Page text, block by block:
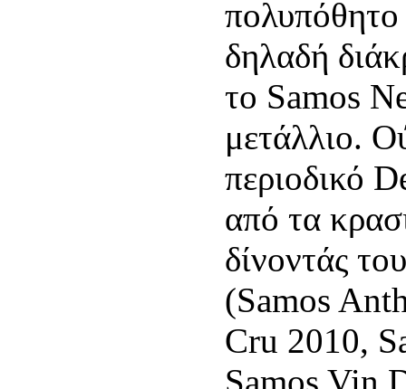
πολυπόθητο
δηλαδή
το Samos
μετάλλιο.
περιοδικό
από τα
δίνοντάς
(Samos
Cru 2010,
Samos Vin